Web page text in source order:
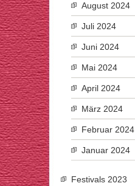
August 2024
Juli 2024
Juni 2024
Mai 2024
April 2024
März 2024
Februar 2024
Januar 2024
Festivals 2023